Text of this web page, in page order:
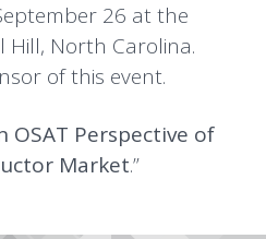
26 at the
Hill, North Carolina.
of this event.
OSAT Perspective of
Market.”